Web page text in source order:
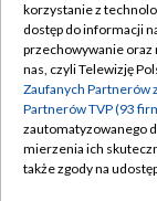
korzystanie z
dostęp do informacji
przechowywanie oraz
nas, czyli Telewizję
Zaufanych Partnerów
Partnerów TVP (93
zautomatyzowanego
mierzenia ich
także zgody na